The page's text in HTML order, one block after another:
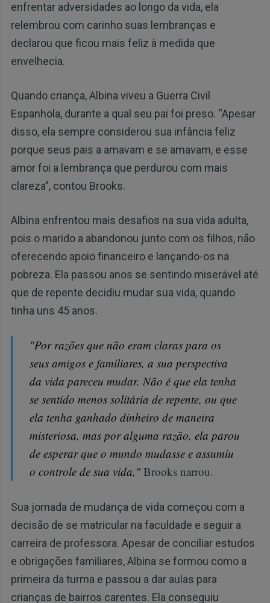
enfrentar adversidades ao longo da vida, ela
relembrou com carinho suas lembranças e
declarou que ficou mais feliz à medida que
envelhecia.
Quando criança, Albina viveu a Guerra Civil
Espanhola, durante a qual seu pai foi preso. “Apesar
disso, ela sempre considerou sua infância feliz
porque seus pais a amavam e se amavam, e esse
amor foi a lembrança que perdurou com mais
clareza”, contou Brooks.
Albina enfrentou mais desafios na sua vida adulta,
pois o marido a abandonou junto com os filhos, não
oferecendo apoio financeiro e lançando-os na
pobreza. Ela passou anos se sentindo miserável até
que de repente decidiu mudar sua vida, quando
tinha uns 45 anos.
"Por razões que não eram claras para os
seus amigos e familiares, a sua perspectiva
da vida pareceu mudar. Não é que ela tenha
se sentido menos solitária de repente, ou que
ela tenha ganhado dinheiro de maneira
misteriosa, mas por alguma razão, ela parou
de esperar que o mundo mudasse e assumiu
o controle de sua vida," Brooks narrou.
Sua jornada de mudança de vida começou com a
decisão de se matricular na faculdade e seguir a
carreira de professora. Apesar de conciliar estudos
e obrigações familiares, Albina se formou como a
primeira da turma e passou a dar aulas para
crianças de bairros carentes. Ela conseguiu